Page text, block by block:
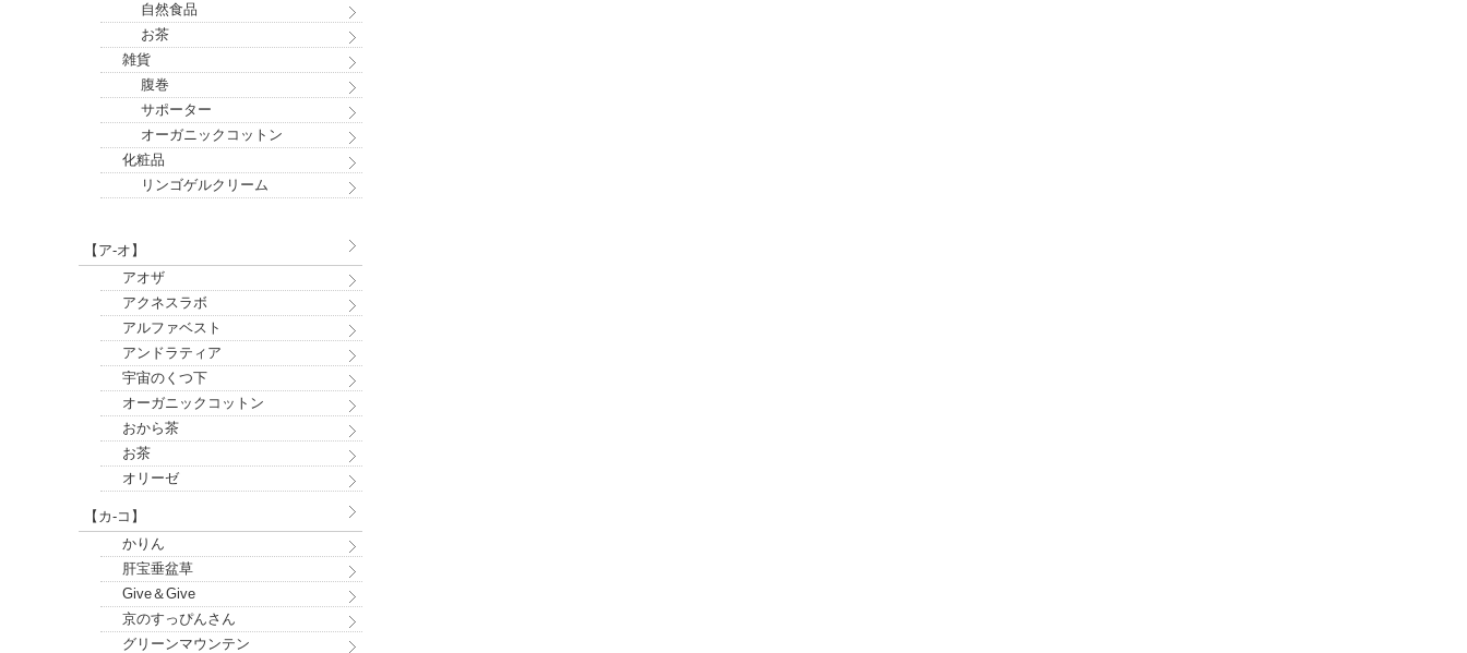
自然食品
お茶
雑貨
腹巻
サポーター
オーガニックコットン
化粧品
リンゴゲルクリーム
【ア-オ】
アオザ
アクネスラボ
アルファベスト
アンドラティア
宇宙のくつ下
オーガニックコットン
おから茶
お茶
オリーゼ
【カ-コ】
かりん
肝宝垂盆草
Give＆Give
京のすっぴんさん
グリーンマウンテン